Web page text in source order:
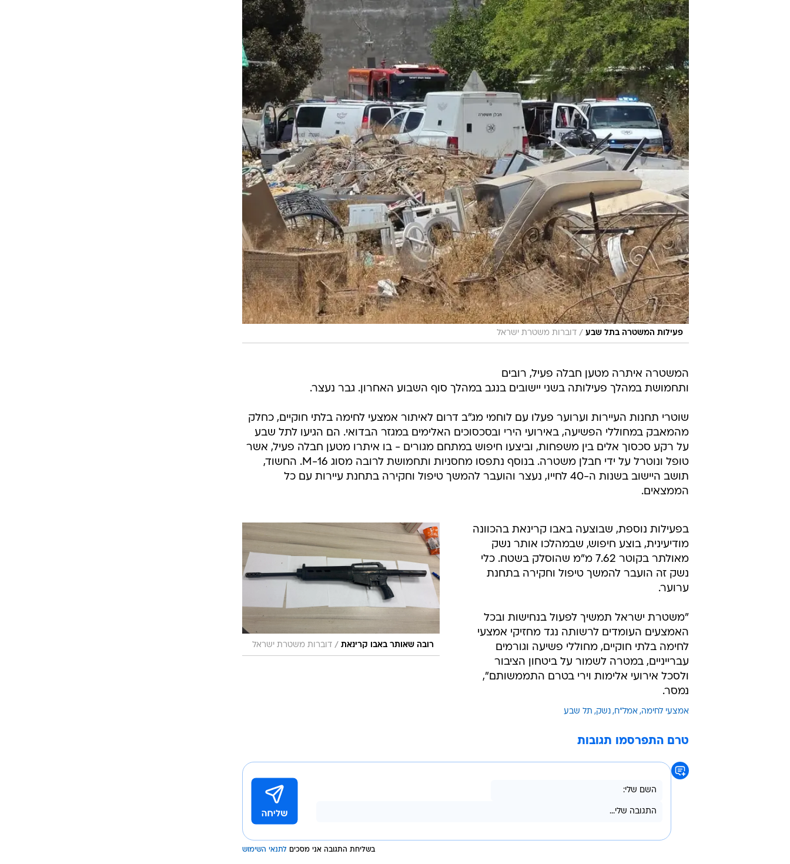
פעילות המשטרה בתל שבע / דוברות משטרת ישראל
המשטרה איתרה מטען חבלה פעיל, רובים
ותחמושת במהלך פעילותה בשני יישובים בנגב במהלך סוף השבוע האחרון. גבר נעצר.
שוטרי תחנות העיירות וערוער פעלו עם לוחמי מג"ב דרום לאיתור אמצעי לחימה בלתי חוקיים, כחלק
מהמאבק במחוללי הפשיעה, באירועי הירי ובסכסוכים האלימים במגזר הבדואי. הם הגיעו לתל שבע
על רקע סכסוך אלים בין משפחות, וביצעו חיפוש במתחם מגורים - בו איתרו מטען חבלה פעיל, אשר
טופל ונוטרל על ידי חבלן משטרה. בנוסף נתפסו מחסניות ותחמושת לרובה מסוג M-16. החשוד,
תושב היישוב בשנות ה-40 לחייו, נעצר והועבר להמשך טיפול וחקירה בתחנת עיירות עם כל
הממצאים.
רובה שאותר באבו קרינאת / דוברות משטרת ישראל
בפעילות נוספת, שבוצעה באבו קרינאת בהכוונה
מודיעינית, בוצע חיפוש, שבמהלכו אותר נשק
מאולתר בקוטר 7.62 מ"מ שהוסלק בשטח. כלי
נשק זה הועבר להמשך טיפול וחקירה בתחנת
ערוער.
"משטרת ישראל תמשיך לפעול בנחישות ובכל
האמצעים העומדים לרשותה נגד מחזיקי אמצעי
לחימה בלתי חוקיים, מחוללי פשיעה וגורמים
עברייניים, במטרה לשמור על ביטחון הציבור
ולסכל אירועי אלימות וירי בטרם התממשותם",
נמסר.
אמצעי לחימה אמל"ח נשק תל שבע
טרם התפרסמו תגובות
בשליחת התגובה אני מסכים לתנאי השימוש